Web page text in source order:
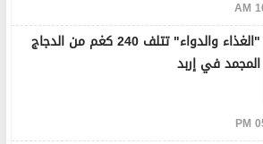
"الغذاء والدواء" تتلف 240 كغم من الدجاج
المجمد في إربد